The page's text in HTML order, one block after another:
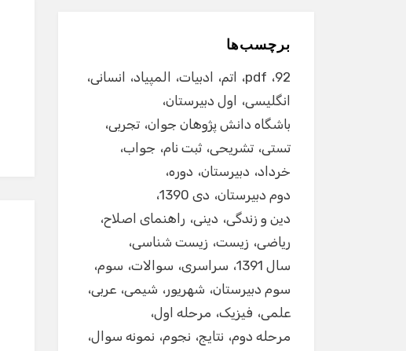
برچسب‌ها
92
pdf اتم ادبیات المپیاد
انسانی
انگلیسی
اول دبیرستان
باشگاه دانش پژوهان جوان تجربی
تستی تشریحی ثبت نام جواب
خرداد دبیرستان دوره
دوم دبیرستان دی 1390
دین و زندگی دینی راهنمای اصلاح
ریاضی زیست زیست شناسی
سال 1391
سراسری سوالات سوم
سوم دبیرستان شهریور شیمی عربی
علمی فیزیک مرحله اول
مرحله دوم نتایج نجوم نمونه سوال